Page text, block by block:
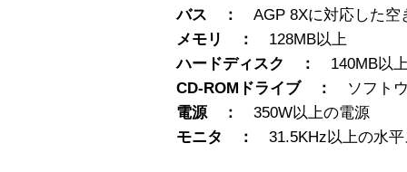
バス ： AGP 8Xに対応した空
メモリ ： 128MB以上
ハードディスク ： 140MB以
CD-ROMドライブ ：
ソフト
電源 ： 350W以上の電源
モニタ ： 31.5KHz以上の水